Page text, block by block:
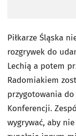
Piłkarze Śląska
rozgrywek do
Lechią a potem
Radomiakiem
przygotowania
Konferencji.
wygrywać, aby